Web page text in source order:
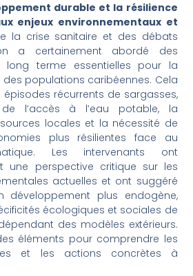
durable et la résilience
enjeux environnementaux et
la crise sanitaire et des débats
a certainement abordé des
long terme essentielles pour la
des populations caribéennes. Cela
récurrents de sargasses,
l’accès à l’eau potable, la
locales et la nécessité de
plus résilientes face au
Les intervenants ont
une perspective critique sur les
actuelles et ont suggéré
développement plus endogène,
écologiques et sociales de
des modèles extérieurs.
éléments pour comprendre les
et les actions concrètes à